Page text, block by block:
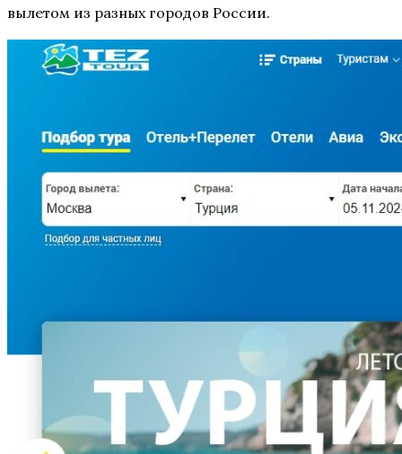
вылетом из разных городов России.